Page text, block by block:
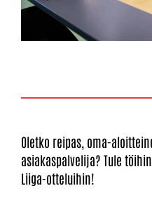
Oletko reipas, oma-
asiakaspalvelija? Tule
Liiga-otteluihin!